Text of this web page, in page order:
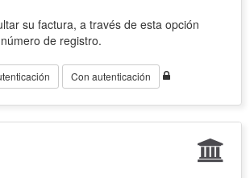
su factura, a través de esta opción
de registro.
Con autenticación